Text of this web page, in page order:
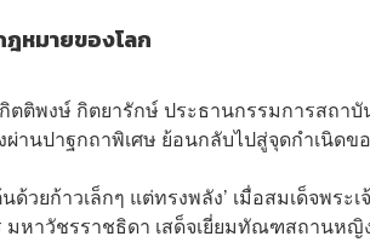
หมายของโลก
ตติพงษ์ กิตยารักษ์ ประธานกรรมการสถา
านปาฐกถาพิเศษ ย้อนกลับไปสู่จุดกำเนิด
ด้วยก้าวเล็กๆ แต่ทรงพลัง’ เมื่อสมเด็จพร
หาวัชรราชธิดา เสด็จเยี่ยมทัณฑสถานหญิ